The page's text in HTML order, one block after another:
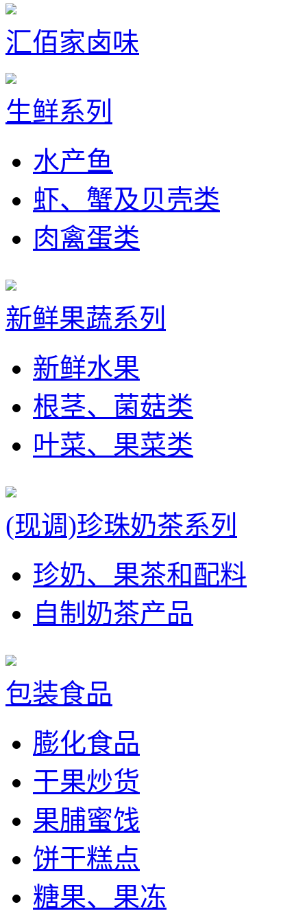
汇佰家卤味
生鲜系列
水产鱼
虾、蟹及贝壳类
肉禽蛋类
新鲜果蔬系列
新鲜水果
根茎、菌菇类
叶菜、果菜类
(现调)珍珠奶茶系列
珍奶、果茶和配料
自制奶茶产品
包装食品
膨化食品
干果炒货
果脯蜜饯
饼干糕点
糖果、果冻